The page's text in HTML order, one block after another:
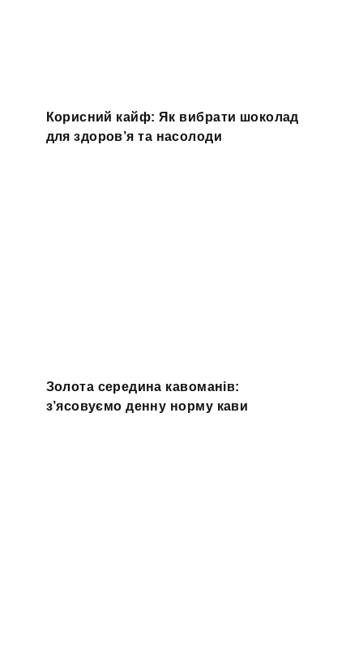
Корисний кайф: Як вибрати шоколад
для здоров’я та насолоди
Золота середина кавоманів:
з’ясовуємо денну норму кави